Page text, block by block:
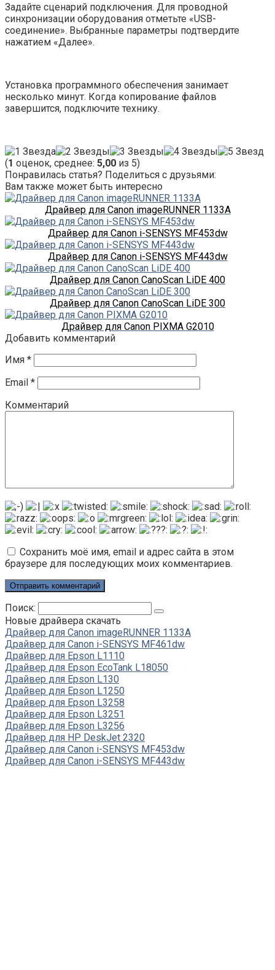
Задайте сценарий подключения. Для проводной
синхронизации оборудования отметьте «USB-
соединение». Выбранные параметры подтвердите
нажатием «Далее».
Установка программного обеспечения занимает
несколько минут. Когда копирование файлов
завершится, подключите технику.
(1 оценок, среднее: 5,00 из 5)
Понравилась статья? Поделиться с друзьями:
Вам также может быть интересно
Драйвер для Canon imageRUNNER 1133A
Драйвер для Canon i-SENSYS MF453dw
Драйвер для Canon i-SENSYS MF443dw
Драйвер для Canon CanoScan LiDE 400
Драйвер для Canon CanoScan LiDE 300
Драйвер для Canon PIXMA G2010
Добавить комментарий
Имя *
Email *
Комментарий
Сохранить моё имя, email и адрес сайта в этом
браузере для последующих моих комментариев.
Поиск:
Новые драйвера скачать
Драйвер для Canon imageRUNNER 1133A
Драйвер для Canon i-SENSYS MF461dw
Драйвер для Epson L1110
Драйвер для Epson EcoTank L18050
Драйвер для Epson L130
Драйвер для Epson L1250
Драйвер для Epson L3258
Драйвер для Epson L3251
Драйвер для Epson L3256
Драйвер для HP DeskJet 2320
Драйвер для Canon i-SENSYS MF453dw
Драйвер для Canon i-SENSYS MF443dw